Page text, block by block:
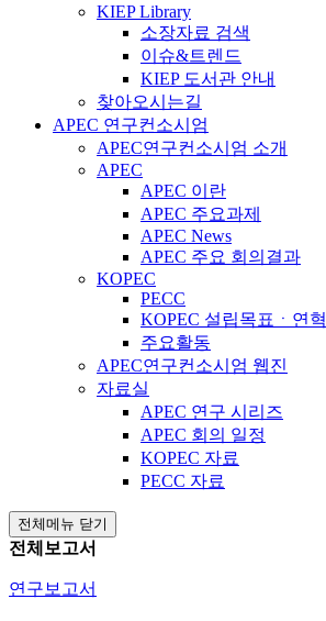
KIEP Library
소장자료 검색
이슈&트렌드
KIEP 도서관 안내
찾아오시는길
APEC 연구컨소시엄
APEC연구컨소시엄 소개
APEC
APEC 이란
APEC 주요과제
APEC News
APEC 주요 회의결과
KOPEC
PECC
KOPEC 설립목표ㆍ연혁
주요활동
APEC연구컨소시엄 웹진
자료실
APEC 연구 시리즈
APEC 회의 일정
KOPEC 자료
PECC 자료
전체메뉴 닫기
전체보고서
연구보고서